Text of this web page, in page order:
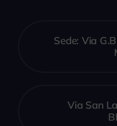
Sede: Via
Via San